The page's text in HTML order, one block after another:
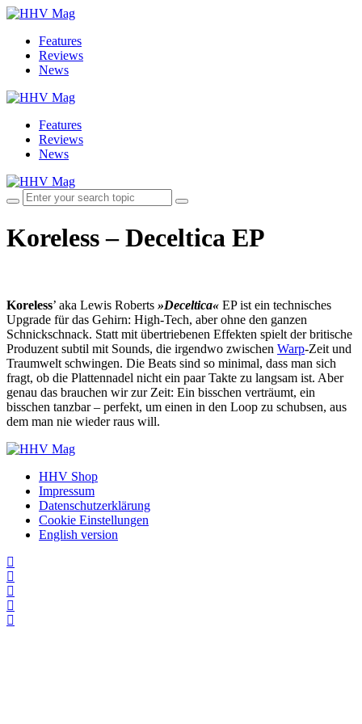
Features
Reviews
News
Features
Reviews
News
Koreless – Deceltica EP
Koreless’ aka Lewis Roberts »Deceltica« EP ist ein technisches
Upgrade für das Gehirn: High-Tech, aber ohne den ganzen
Schnickschnack. Statt mit übertriebenen Effekten spielt der britische
Produzent subtil mit Sounds, die irgendwo zwischen Warp-Zeit und
Traumwelt schwingen. Die Beats sind so minimal, dass man sich
fragt, ob die Plattennadel nicht ein paar Takte zu langsam ist. Aber
genau das brauchen wir zur Zeit: Ein bisschen verträumt, ein
bisschen tanzbar – perfekt, um einen in den Loop zu schubsen, aus
dem man nie wieder raus will.
HHV Shop
Impressum
Datenschutzerklärung
Cookie Einstellungen
English version